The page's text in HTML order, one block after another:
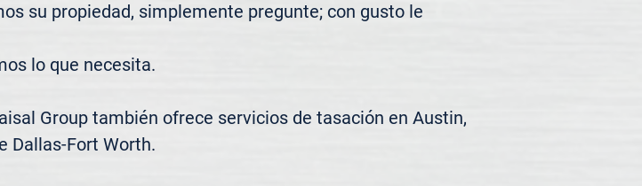
su propiedad, simplemente pregunte; con gusto le
lo que necesita.
Group también ofrece servicios de tasación en Austin,
Dallas-Fort Worth.